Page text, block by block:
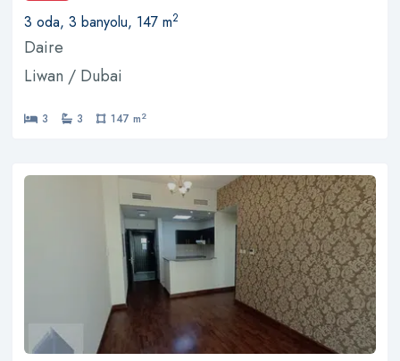
3 oda, 3 banyolu, 147 m2
Daire
Liwan / Dubai
3 3 147 m2